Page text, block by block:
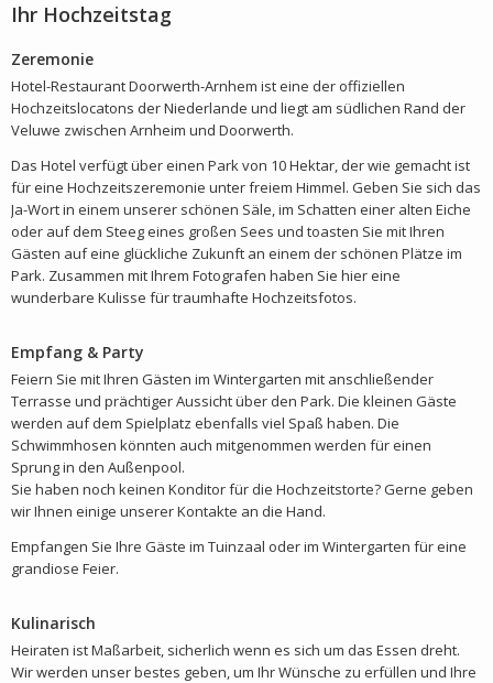
Ihr Hochzeitstag
Zeremonie
Hotel-Restaurant Doorwerth-Arnhem ist eine der offiziellen
Hochzeitslocatons der Niederlande und liegt am südlichen Rand der
Veluwe zwischen Arnheim und Doorwerth.
Das Hotel verfügt über einen Park von 10 Hektar, der wie gemacht ist
für eine Hochzeitszeremonie unter freiem Himmel. Geben Sie sich das
Ja-Wort in einem unserer schönen Säle, im Schatten einer alten Eiche
oder auf dem Steeg eines großen Sees und toasten Sie mit Ihren
Gästen auf eine glückliche Zukunft an einem der schönen Plätze im
Park. Zusammen mit Ihrem Fotografen haben Sie hier eine
wunderbare Kulisse für traumhafte Hochzeitsfotos.
Empfang & Party
Feiern Sie mit Ihren Gästen im Wintergarten mit anschließender
Terrasse und prächtiger Aussicht über den Park. Die kleinen Gäste
werden auf dem Spielplatz ebenfalls viel Spaß haben. Die
Schwimmhosen könnten auch mitgenommen werden für einen
Sprung in den Außenpool.
Sie haben noch keinen Konditor für die Hochzeitstorte? Gerne geben
wir Ihnen einige unserer Kontakte an die Hand.
Empfangen Sie Ihre Gäste im Tuinzaal oder im Wintergarten für eine
grandiose Feier.
Kulinarisch
Heiraten ist Maßarbeit, sicherlich wenn es sich um das Essen dreht.
Wir werden unser bestes geben, um Ihr Wünsche zu erfüllen und Ihre